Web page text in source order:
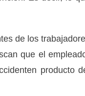
de los
que el
producto